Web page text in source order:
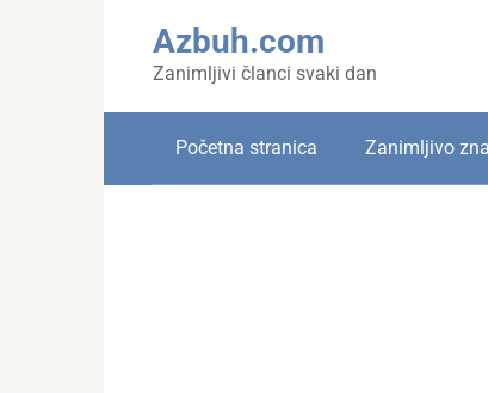
Azbuh.com
Zanimljivi članci svaki dan
Početna stranica Zanimljivo